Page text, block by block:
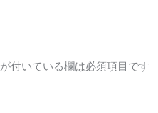
が付いている欄は必須項目です